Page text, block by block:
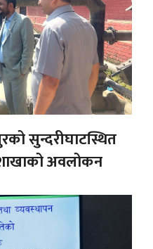
सुन्दरीघाटस्थित
अवलोकन